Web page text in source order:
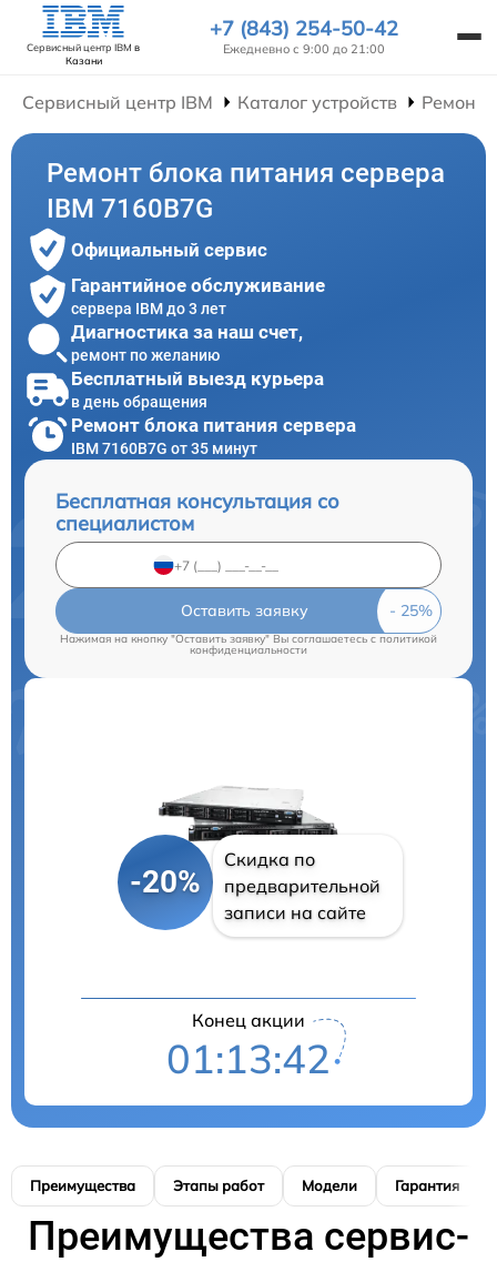
Сервисный центр IBM в
Казани
+7 (843) 254-50-42
Ежедневно с 9:00 до 21:00
Сервисный центр IBM Каталог устройств Ремонт
Ремонт блока питания сервера
IBM 7160B7G
Официальный сервис
Гарантийное обслуживание
сервера IBM до 3 лет
Диагностика за наш счет,
ремонт по желанию
Бесплатный выезд курьера
в день обращения
Ремонт блока питания сервера
IBM 7160B7G от 35 минут
Бесплатная консультация со
специалистом
Оставить заявку
Нажимая на кнопку "Оставить заявку" Вы соглашаетесь c политикой
конфиденциальности
-20%
Скидка по
предварительной
записи на сайте
Конец акции
01:13:41
Преимущества Этапы работ Модели Гарантия
Преимущества сервис-